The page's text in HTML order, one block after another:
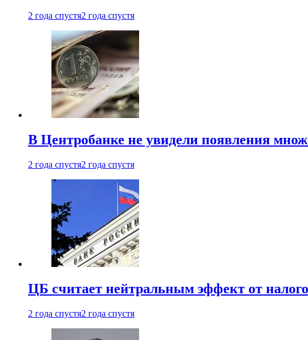
2 года спустя2 года спустя
В Центробанке не увидели появления
2 года спустя2 года спустя
ЦБ считает нейтральным эффект от
2 года спустя2 года спустя